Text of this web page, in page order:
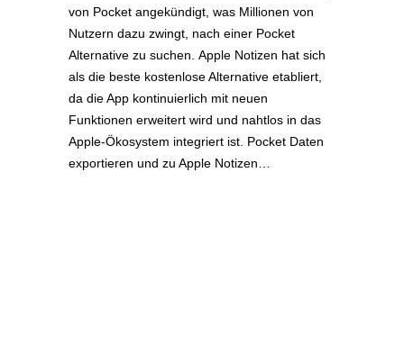
von Pocket angekündigt, was Millionen von
Nutzern dazu zwingt, nach einer Pocket
Alternative zu suchen. Apple Notizen hat sich
als die beste kostenlose Alternative etabliert,
da die App kontinuierlich mit neuen
Funktionen erweitert wird und nahtlos in das
Apple-Ökosystem integriert ist. Pocket Daten
exportieren und zu Apple Notizen…